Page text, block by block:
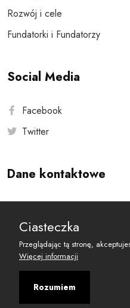
Rozwój i cele
Fundatorki i Fundatorzy
Social Media
Facebook
Twitter
Dane kontaktowe
reset@resetobywatelski.pl
Ciasteczka
Przeglądając tą stronę,
Więcej informacji
Rozumiem